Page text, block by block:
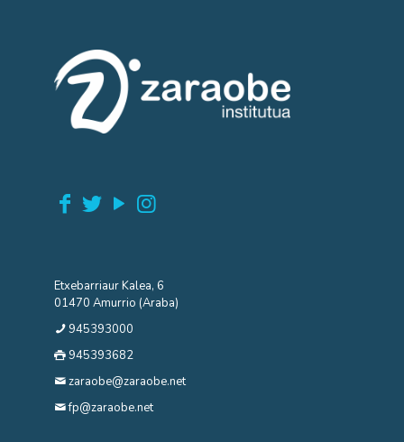
Etxebarriaur Kalea, 6
01470 Amurrio (Araba)
945393000
945393682
zaraobe@zaraobe.net
fp@zaraobe.net